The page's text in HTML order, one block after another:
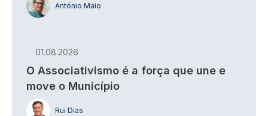
António Maio
01.08.2026
O Associativismo é a força que une e
move o Município
Rui Dias